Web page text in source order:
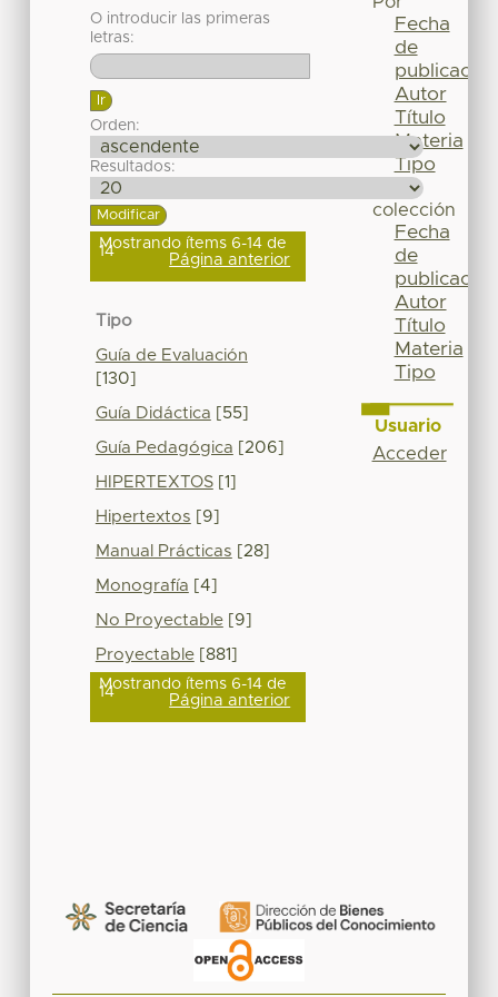
O introducir las primeras
letras:
Orden:
Resultados:
Mostrando ítems 6-14 de
14 Página anterior
Tipo
Guía de Evaluación
[130]
Guía Didáctica [55]
Guía Pedagógica [206]
HIPERTEXTOS[1]
Hipertextos [9]
Manual Prácticas [28]
Monografía [4]
No Proyectable[9]
Proyectable[881]
Mostrando ítems 6-14 de
14 Página anterior
Fecha
de
publicación
Autor
Título
Materia
Tipo
colección
Fecha
de
publicación
Autor
Título
Materia
Tipo
Usuario
Acceder